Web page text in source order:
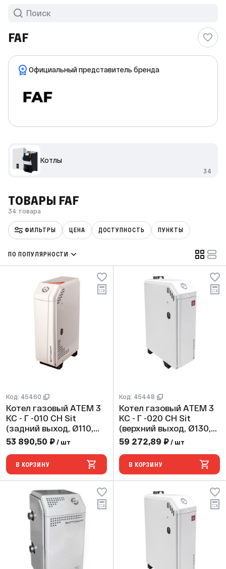
FAF
Официальный представитель бренда
Котлы
34
ТОВАРЫ FAF
34 товара
ФИЛЬТРЫ ЦЕНА ДОСТУПНОСТЬ ПУНКТЫ
ПО ПОПУЛЯРНОСТИ
Код: 45460
Котел газовый АТЕМ 3
КС - Г -010 СН Sit
(задний выход, Ø110,
max 2 bar)
53 890,50 ₽ / шт
В КОРЗИНУ
Код: 45448
Котел газовый АТЕМ 3
КС - Г -020 СН Sit
(верхний выход, Ø130,
max 2 bar)
59 272,89 ₽ / шт
В КОРЗИНУ